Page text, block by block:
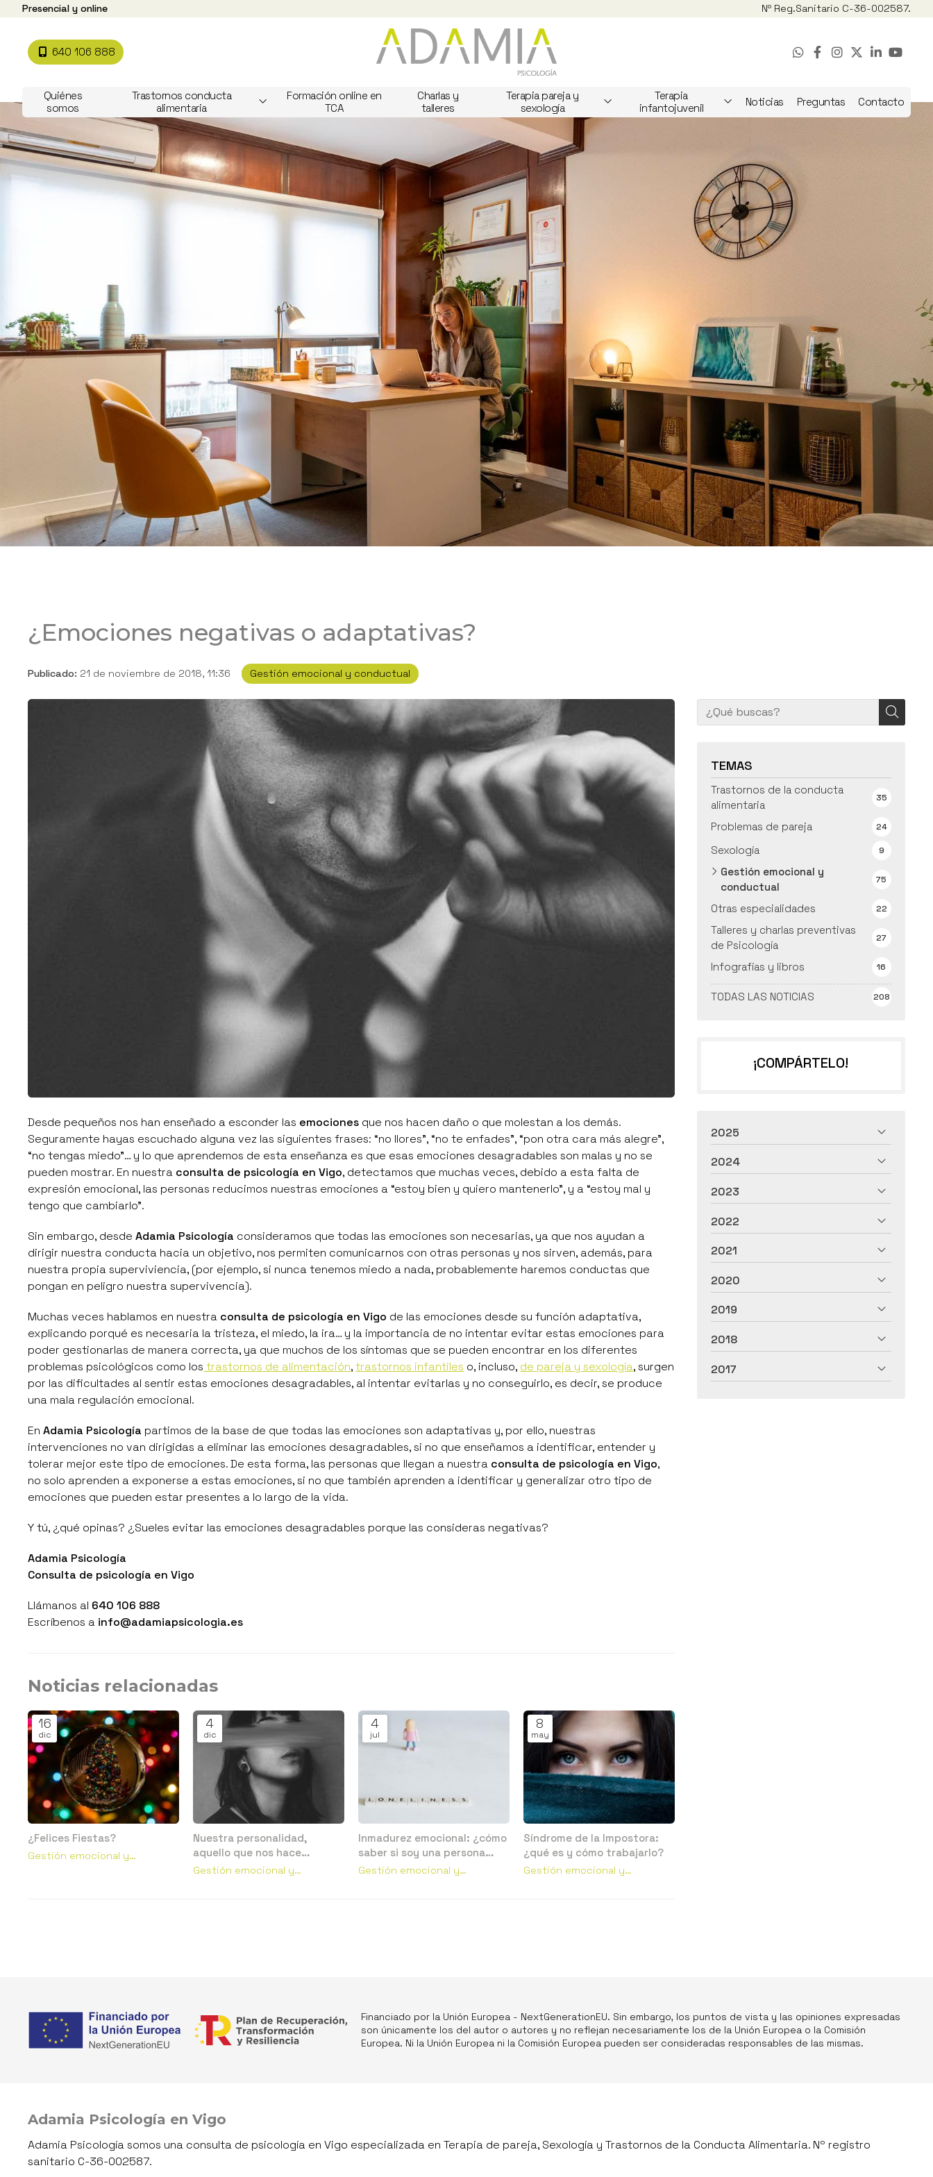
Presencial y online Nº Reg.Sanitario C-36-002587.
640 106 888
Quiénes
somos
Trastornos conducta
alimentaria
Formación online en
TCA
Charlas y
talleres
Terapia pareja y
sexología
Terapia
infantojuvenil
Noticias Preguntas Contacto
¿Emociones negativas o adaptativas?
Publicado: 21 de noviembre de 2018, 11:36 Gestión emocional y conductual
TEMAS
TODAS LAS NOTICIAS 208
Trastornos de la conducta
alimentaria
35
Problemas de pareja 24
Sexología 9
Gestión emocional y
conductual
75
Otras especialidades 22
Talleres y charlas preventivas
de Psicología
27
Infografías y libros 16
Desde pequeños nos han enseñado a esconder las emociones que nos hacen daño o que molestan a los demás.
Seguramente hayas escuchado alguna vez las siguientes frases: “no llores”, “no te enfades”, “pon otra cara más alegre”,
“no tengas miedo”… y lo que aprendemos de esta enseñanza es que esas emociones desagradables son malas y no se
pueden mostrar. En nuestra consulta de psicología en Vigo, detectamos que muchas veces, debido a esta falta de
expresión emocional, las personas reducimos nuestras emociones a “estoy bien y quiero mantenerlo”, y a “estoy mal y
tengo que cambiarlo”.
Sin embargo, desdeAdamia Psicología consideramos que todas las emociones son necesarias, ya que nos ayudan a
dirigir nuestra conducta hacia un objetivo, nos permiten comunicarnos con otras personas y nos sirven, además, para
nuestra propia superviviencia, (por ejemplo, si nunca tenemos miedo a nada, probablemente haremos conductas que
pongan en peligro nuestra supervivencia).
Muchas veces hablamos en nuestra consulta de psicología en Vigo de las emociones desde su función adaptativa,
explicando porqué es necesaria la tristeza, el miedo, la ira… y la importancia de no intentar evitar estas emociones para
poder gestionarlas de manera correcta, ya que muchos de los síntomas que se pueden encontrar en los diferentes
problemas psicológicos como los trastornos de alimentación,trastornos infantiles o, incluso, de pareja y sexología, surgen
por las dificultades al sentir estas emociones desagradables, al intentar evitarlas y no conseguirlo, es decir, se produce
una mala regulación emocional.
EnAdamia Psicología partimos de la base de que todas las emociones son adaptativas y, por ello, nuestras
intervenciones no van dirigidas a eliminar las emociones desagradables, si no que enseñamos a identificar, entender y
tolerar mejor este tipo de emociones. De esta forma, las personas que llegan a nuestra consulta de psicología en Vigo,
no solo aprenden a exponerse a estas emociones, si no que también aprenden a identificar y generalizar otro tipo de
emociones que pueden estar presentes a lo largo de la vida.
Y tú, ¿qué opinas? ¿Sueles evitar las emociones desagradables porque las consideras negativas?
Adamia Psicología
Consulta de psicología en Vigo
Llámanos al 640 106 888
Escríbenos a info@adamiapsicologia.es
Noticias relacionadas
16
dic
¿Felices Fiestas?
Gestión emocional y
4
dic
Nuestra personalidad,
aquello que nos hace
ÚNICXS: ¿qué es?
Gestión emocional y
4
jul
Inmadurez emocional: ¿cómo
saber si soy una persona
emocionalmente inmadura?
Gestión emocional y
8
may
Síndrome de la Impostora:
¿qué es y cómo trabajarlo?
Gestión emocional y
¡COMPÁRTELO!
2025
2024
2023
2022
2021
2020
2019
2018
2017
Financiado por la Unión Europea - NextGenerationEU. Sin embargo, los puntos de vista y las opiniones expresadas
son únicamente los del autor o autores y no reflejan necesariamente los de la Unión Europea o la Comisión
Europea. Ni la Unión Europea ni la Comisión Europea pueden ser consideradas responsables de las mismas.
Adamia Psicología en Vigo
Adamia Psicología somos una consulta de psicología en Vigo especializada en Terapia de pareja, Sexología y Trastornos de la Conducta Alimentaria. Nº registro
sanitario C-36-002587.